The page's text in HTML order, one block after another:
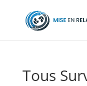
Tous